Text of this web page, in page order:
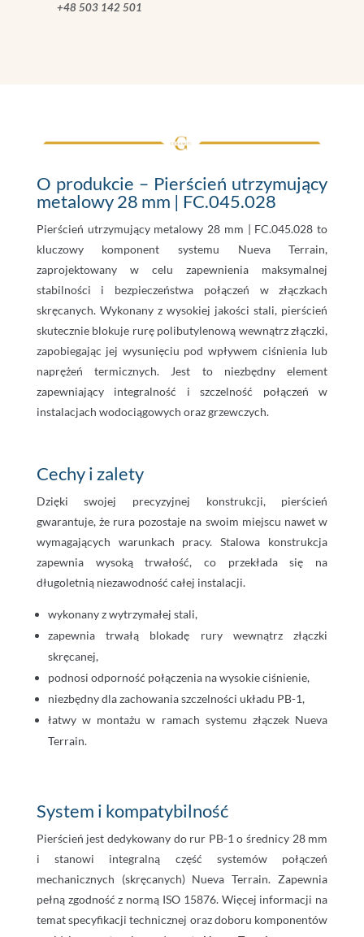
+48 503 142 501
O produkcie – Pierścień utrzymujący
metalowy 28 mm | FC.045.028
Pierścień utrzymujący metalowy 28 mm | FC.045.028 to
kluczowy komponent systemu Nueva Terrain,
zaprojektowany w celu zapewnienia maksymalnej
stabilności i bezpieczeństwa połączeń w złączkach
skręcanych. Wykonany z wysokiej jakości stali, pierścień
skutecznie blokuje rurę polibutylenową wewnątrz złączki,
zapobiegając jej wysunięciu pod wpływem ciśnienia lub
naprężeń termicznych. Jest to niezbędny element
zapewniający integralność i szczelność połączeń w
instalacjach wodociągowych oraz grzewczych.
Cechy i zalety
Dzięki swojej precyzyjnej konstrukcji, pierścień
gwarantuje, że rura pozostaje na swoim miejscu nawet w
wymagających warunkach pracy. Stalowa konstrukcja
zapewnia wysoką trwałość, co przekłada się na
długoletnią niezawodność całej instalacji.
wykonany z wytrzymałej stali,
zapewnia trwałą blokadę rury wewnątrz złączki
skręcanej,
podnosi odporność połączenia na wysokie ciśnienie,
niezbędny dla zachowania szczelności układu PB-1,
łatwy w montażu w ramach systemu złączek Nueva
Terrain.
System i kompatybilność
Pierścień jest dedykowany do rur PB-1 o średnicy 28 mm
i stanowi integralną część systemów połączeń
mechanicznych (skręcanych) Nueva Terrain. Zapewnia
pełną zgodność z normą ISO 15876. Więcej informacji na
temat specyfikacji technicznej oraz doboru komponentów